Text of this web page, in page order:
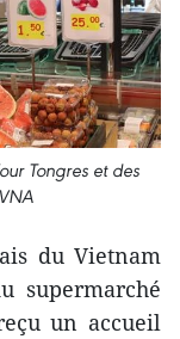
Tongres et des
du Vietnam
supermarché
un accueil